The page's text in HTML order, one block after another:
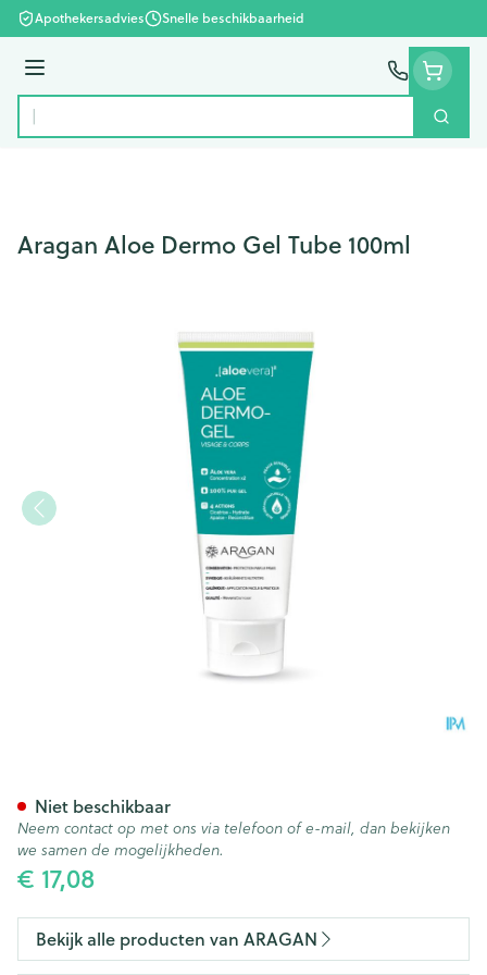
Ga naar de inhoud
Apothekersadvies Snelle beschikbaarheid
Menu
Product, merk, categorie...
Zoek
Aragan Aloe Dermo Gel Tube 100ml
€ 17,08
Niet beschikbaar
Neem contact op met ons via telefoon of e-mail, dan bekijken
we samen de mogelijkheden.
Bekijk alle producten van ARAGAN